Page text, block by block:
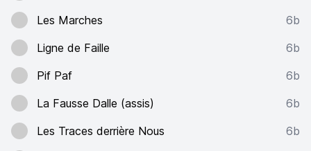
Les Marches
6b
Ligne de Faille
6b
Pif Paf
6b
La Fausse Dalle (assis)
6b
Les Traces derrière Nous
6b